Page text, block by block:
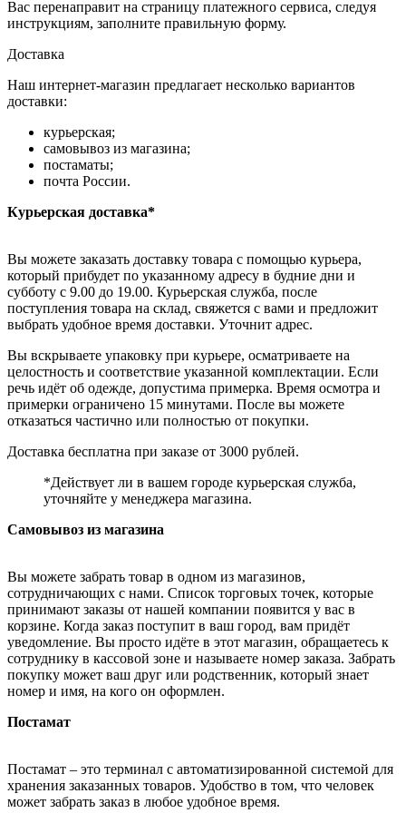
Вас перенаправит на страницу платежного сервиса, следуя
инструкциям, заполните правильную форму.
Доставка
Наш интернет-магазин предлагает несколько вариантов
доставки:
курьерская;
самовывоз из магазина;
постаматы;
почта России.
Курьерская доставка*
Вы можете заказать доставку товара с помощью курьера,
который прибудет по указанному адресу в будние дни и
субботу с 9.00 до 19.00. Курьерская служба, после
поступления товара на склад, свяжется с вами и предложит
выбрать удобное время доставки. Уточнит адрес.
Вы вскрываете упаковку при курьере, осматриваете на
целостность и соответствие указанной комплектации. Если
речь идёт об одежде, допустима примерка. Время осмотра и
примерки ограничено 15 минутами. После вы можете
отказаться частично или полностью от покупки.
Доставка бесплатна при заказе от 3000 рублей.
*Действует ли в вашем городе курьерская служба,
уточняйте у менеджера магазина.
Самовывоз из магазина
Вы можете забрать товар в одном из магазинов,
сотрудничающих с нами. Список торговых точек, которые
принимают заказы от нашей компании появится у вас в
корзине. Когда заказ поступит в ваш город, вам придёт
уведомление. Вы просто идёте в этот магазин, обращаетесь к
сотруднику в кассовой зоне и называете номер заказа. Забрать
покупку может ваш друг или родственник, который знает
номер и имя, на кого он оформлен.
Постамат
Постамат – это терминал с автоматизированной системой для
хранения заказанных товаров. Удобство в том, что человек
может забрать заказ в любое удобное время.